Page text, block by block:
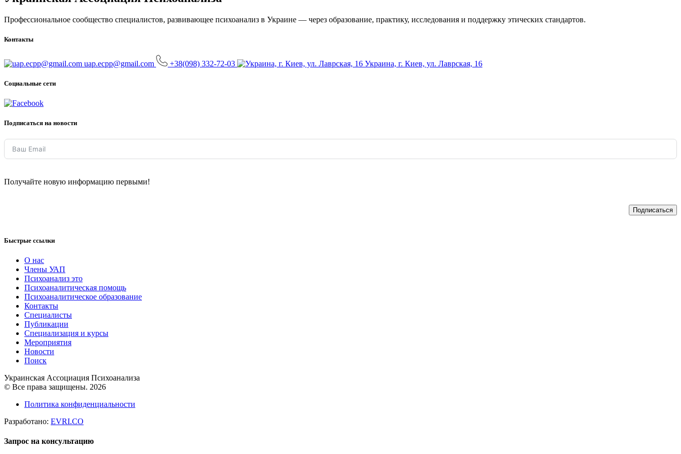
Профессиональное сообщество специалистов, развивающее психоанализ в Украине — через образование, практику, исследования и поддержку этических стандартов.
Контакты
uap.ecpp@gmail.com +38(098) 332-72-03 Украина, г. Киев, ул. Лаврская, 16
Социальные сети
Подписаться на новости
Получайте новую информацию первыми!
Подписаться
Быстрые ссылки
О нас
Члены УАП
Психоанализ это
Психоаналитическая помощь
Психоаналитическое образование
Контакты
Специалисты
Публикации
Специализация и курсы
Мероприятия
Новости
Поиск
Украинская Ассоциация Психоанализа
© Все права защищены. 2026
Политика конфиденциальности
Разработано: EVRI.CO
Запрос на консультацию